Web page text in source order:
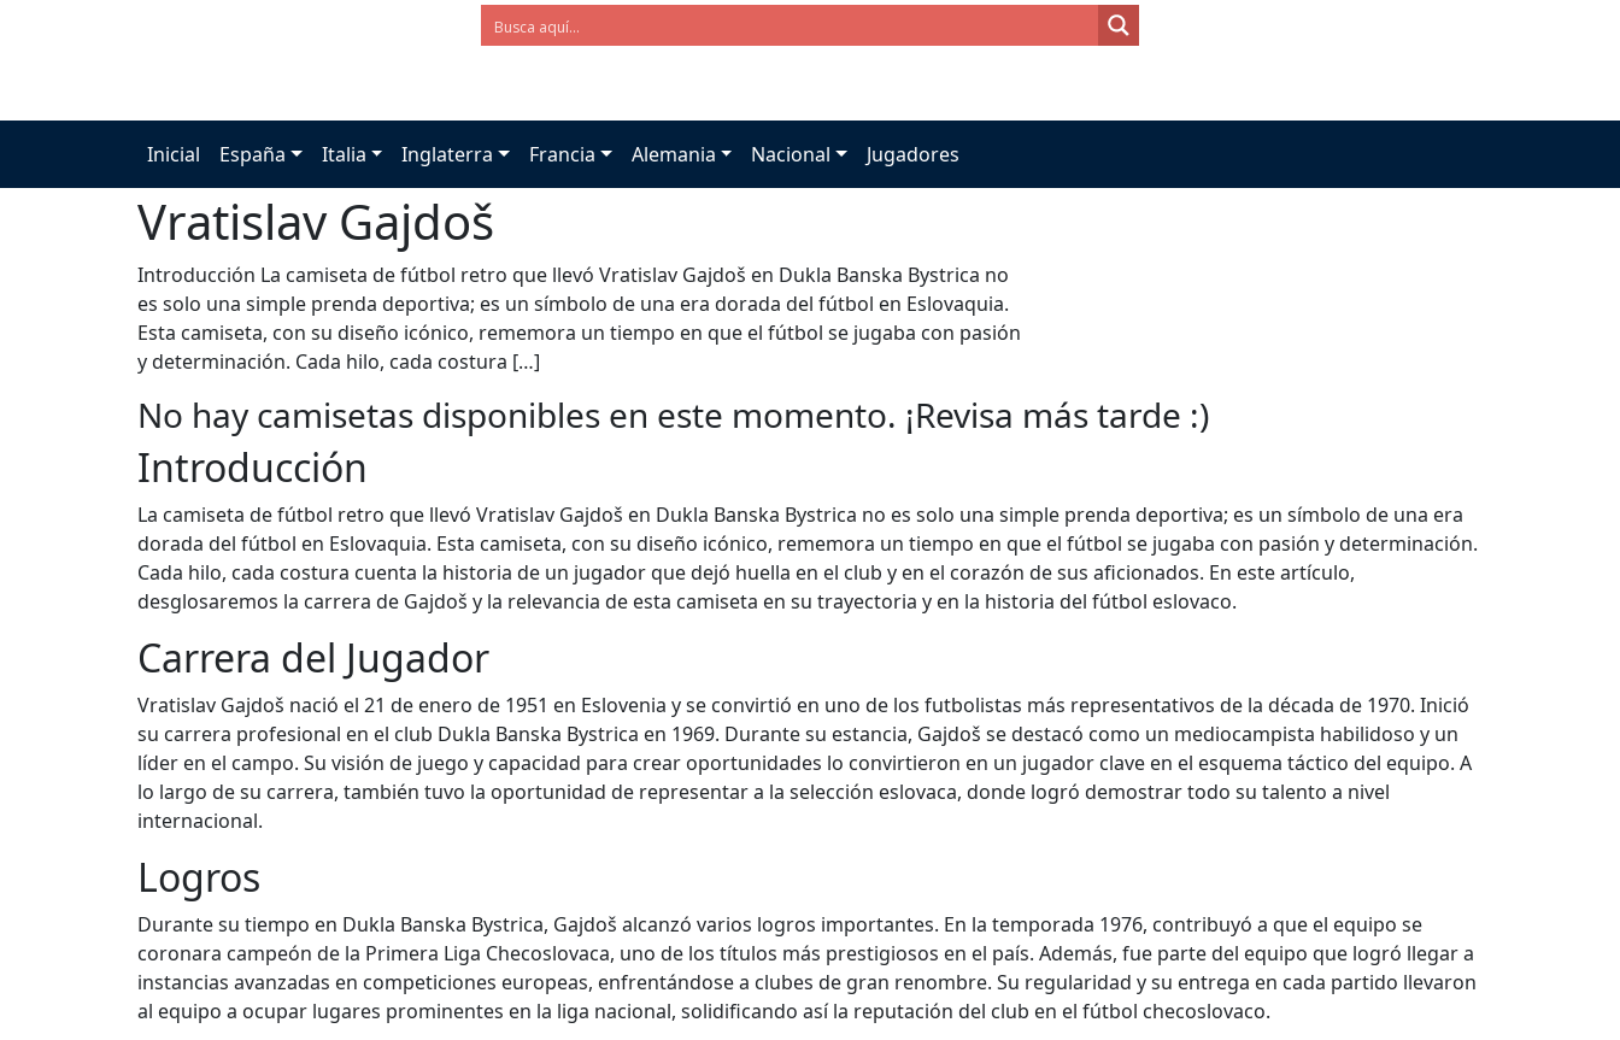
Inicial España Italia Inglaterra Francia Alemania Nacional Jugadores
Vratislav Gajdoš
Introducción La camiseta de fútbol retro que llevó Vratislav Gajdoš en Dukla Banska Bystrica no
es solo una simple prenda deportiva; es un símbolo de una era dorada del fútbol en Eslovaquia.
Esta camiseta, con su diseño icónico, rememora un tiempo en que el fútbol se jugaba con pasión
y determinación. Cada hilo, cada costura […]
No hay camisetas disponibles en este momento. ¡Revisa más tarde :)
Introducción
La camiseta de fútbol retro que llevó Vratislav Gajdoš en Dukla Banska Bystrica no es solo una simple prenda deportiva; es un símbolo de una era
dorada del fútbol en Eslovaquia. Esta camiseta, con su diseño icónico, rememora un tiempo en que el fútbol se jugaba con pasión y determinación.
Cada hilo, cada costura cuenta la historia de un jugador que dejó huella en el club y en el corazón de sus aficionados. En este artículo,
desglosaremos la carrera de Gajdoš y la relevancia de esta camiseta en su trayectoria y en la historia del fútbol eslovaco.
Carrera del Jugador
Vratislav Gajdoš nació el 21 de enero de 1951 en Eslovenia y se convirtió en uno de los futbolistas más representativos de la década de 1970. Inició
su carrera profesional en el club Dukla Banska Bystrica en 1969. Durante su estancia, Gajdoš se destacó como un mediocampista habilidoso y un
líder en el campo. Su visión de juego y capacidad para crear oportunidades lo convirtieron en un jugador clave en el esquema táctico del equipo. A
lo largo de su carrera, también tuvo la oportunidad de representar a la selección eslovaca, donde logró demostrar todo su talento a nivel
internacional.
Logros
Durante su tiempo en Dukla Banska Bystrica, Gajdoš alcanzó varios logros importantes. En la temporada 1976, contribuyó a que el equipo se
coronara campeón de la Primera Liga Checoslovaca, uno de los títulos más prestigiosos en el país. Además, fue parte del equipo que logró llegar a
instancias avanzadas en competiciones europeas, enfrentándose a clubes de gran renombre. Su regularidad y su entrega en cada partido llevaron
al equipo a ocupar lugares prominentes en la liga nacional, solidificando así la reputación del club en el fútbol checoslovaco.